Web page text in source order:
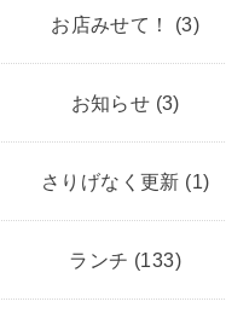
お店みせて！ (3)
お知らせ (3)
さりげなく更新 (1)
ランチ (133)